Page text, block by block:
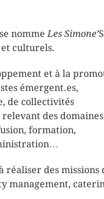
nommeLes Simone’
et culturels.
et à la
émergent.es,
de collectivités
des domaines
formation,
réaliser des missions
management,